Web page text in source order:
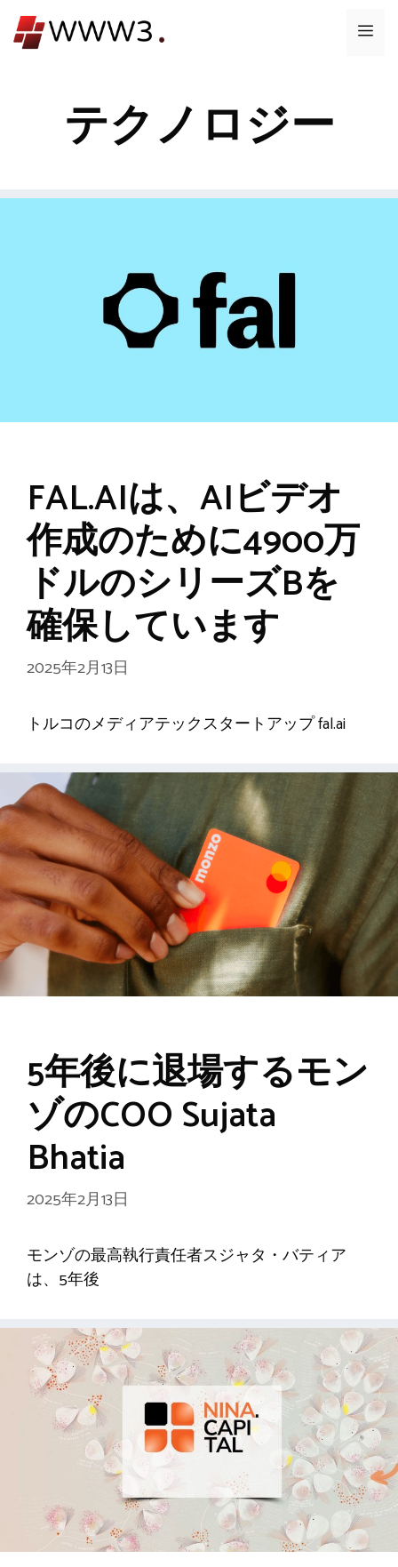
ン
ッ
メ
テクノロジー
FAL.AIは、AIビデオ
作成のために4900万
ドルのシリーズBを
確保しています
2025年2月13日
トルコのメディアテックスタートアップ fal.ai
5年後に退場するモン
ゾのCOO Sujata
Bhatia
2025年2月13日
モンゾの最高執行責任者スジャタ・バティア
は、5年後